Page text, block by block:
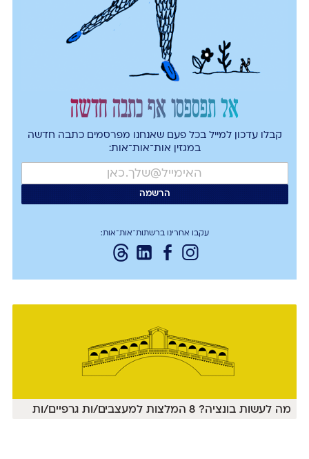
אל תפספסו אף כתבה חדשה
קבלו עדכון למייל בכל פעם שאנחנו מפרסמים כתבה חדשה
במגזין אות־אות־אות:
עקבו אחרינו ברשתות־אות־אות:
מה לעשות בונציה? 8 המלצות למעצבים/ות גרפיים/ות